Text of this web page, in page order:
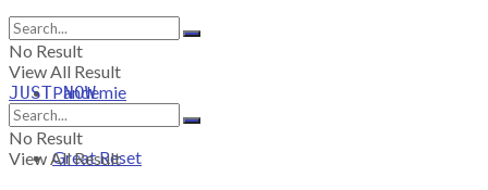
Pandemie
Great Reset
No Result
View All Result
JUST-NOW
No Result
View All Result